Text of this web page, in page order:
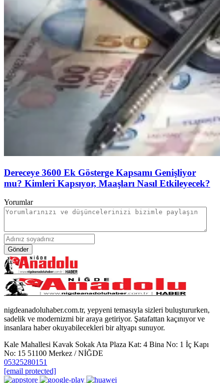
Dereceye 3600 Ek Gösterge Kapsamı Genişliyor
mu? Kimleri Kapsıyor, Maaşları Nasıl Etkileyecek?
Yorumlar
Gönder
nigdeanadoluhaber.com.tr, yepyeni temasıyla sizleri buluştururken,
sadelik ve modernizmi bir araya getiriyor. Şatafattan kaçınıyor ve
insanlara haber okuyabilecekleri bir altyapı sunuyor.
Kale Mahallesi Kavak Sokak Ata Plaza Kat: 4 Bina No: 1 İç Kapı
No: 15 51100 Merkez / NİĞDE
05325280151
[email protected]